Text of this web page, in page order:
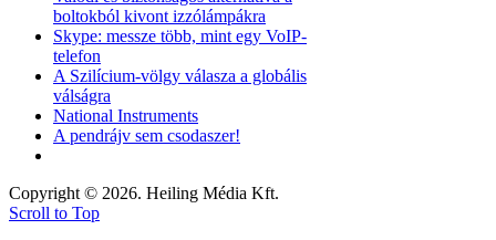
boltokból kivont izzólámpákra
Skype: messze több, mint egy VoIP-
telefon
A Szilícium-völgy válasza a globális
válságra
National Instruments
A pendrájv sem csodaszer!
Copyright © 2026. Heiling Média Kft.
Scroll to Top